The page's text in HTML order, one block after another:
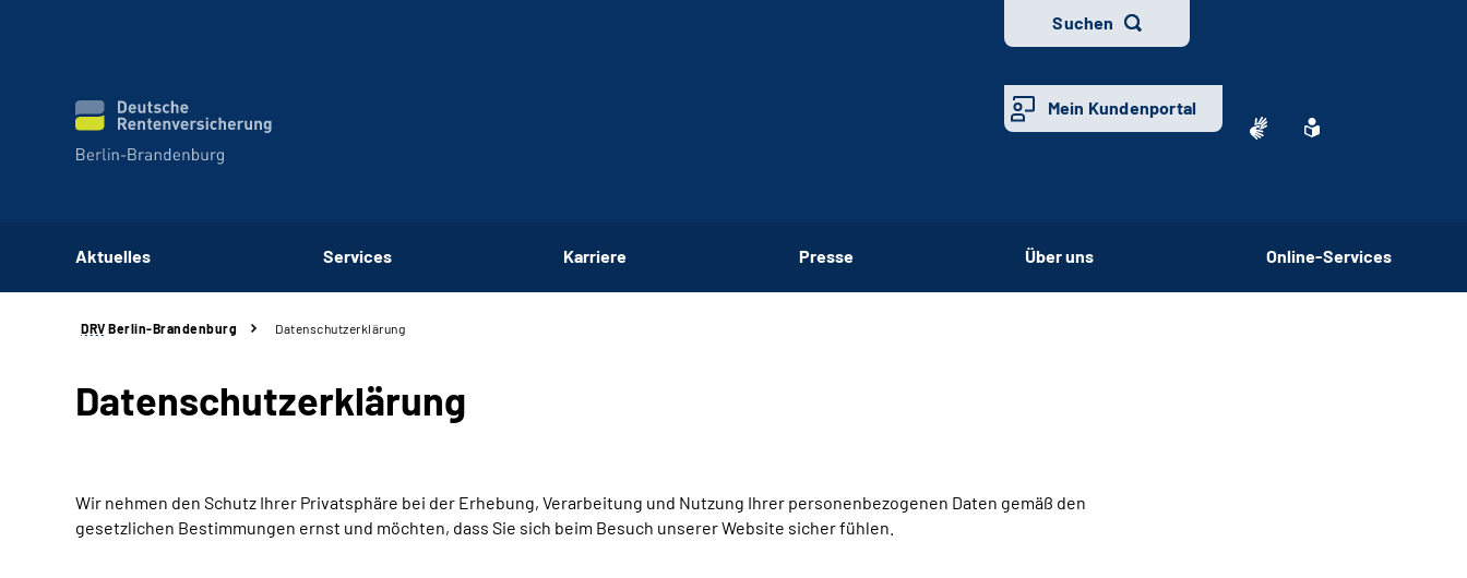
Suchen
Mein Kundenportal
Aktuelles Services Karriere Presse Über uns Online-Services
DRV Berlin-Brandenburg Datenschutzerklärung
Datenschutzerklärung
Wir nehmen den Schutz Ihrer Privatsphäre bei der Erhebung, Verarbeitung und Nutzung Ihrer personenbezogenen Daten gemäß den
gesetzlichen Bestimmungen ernst und möchten, dass Sie sich beim Besuch unserer Website sicher fühlen.